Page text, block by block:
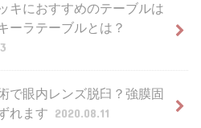
キにおすすめのテーブルは
ーラテーブルとは？
で眼内レンズ脱臼？強膜固
れます 2020.08.11